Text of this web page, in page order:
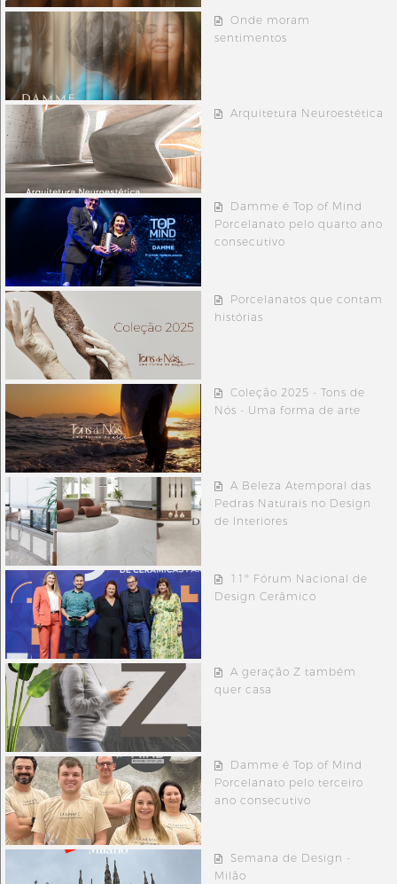
Onde moram
sentimentos
Arquitetura Neuroestética
Damme é Top of Mind
Porcelanato pelo quarto ano
consecutivo
Porcelanatos que contam
histórias
Coleção 2025 - Tons de
Nós - Uma forma de arte
A Beleza Atemporal das
Pedras Naturais no Design
de Interiores
11º Fórum Nacional de
Design Cerâmico
A geração Z também
quer casa
Damme é Top of Mind
Porcelanato pelo terceiro
ano consecutivo
Semana de Design -
Milão